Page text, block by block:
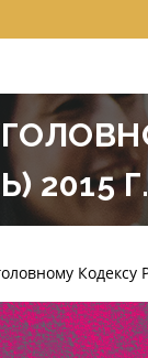
2015
Кодексу